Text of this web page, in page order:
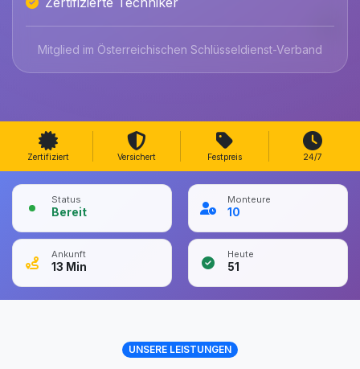
Mitglied im Österreichischen Schlüsseldienst-Verband
Zertifiziert Versichert Festpreis 24/7
Status
Bereit
Monteure
10
Ankunft
13 Min
Heute
51
UNSERE LEISTUNGEN